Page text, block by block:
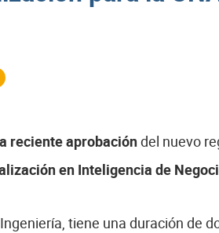
reciente aprobacióndel nuevo
en Inteligencia de
tiene una duración de